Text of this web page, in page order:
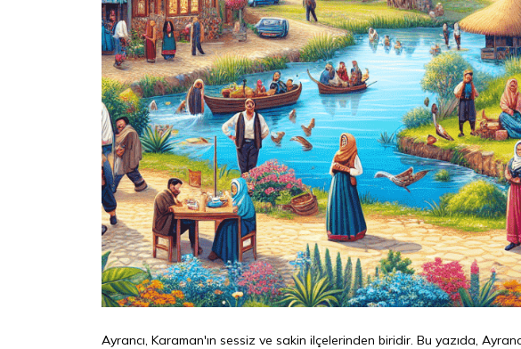
Ayrancı, Karaman'ın sessiz ve sakin ilçelerinden biridir. Bu yazıda,